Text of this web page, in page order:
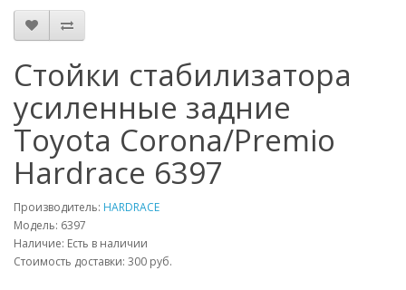
Стойки стабилизатора
усиленные задние
Toyota Corona/Premio
Hardrace 6397
Производитель: HARDRACE
Модель: 6397
Наличие: Есть в наличии
Стоимость доставки: 300 руб.